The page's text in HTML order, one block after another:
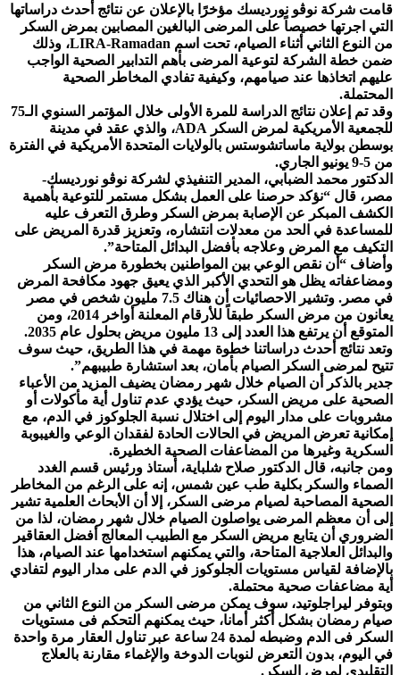
قامت شركة نوڨو نورديسك مؤخرًا بالإعلان عن نتائج أحدث دراساتها
التي اجرتها خصيصاً على المرضى البالغين المصابين بمرض السكر
من النوع الثاني أثناء الصيام، تحت اسم LIRA-Ramadan، وذلك
ضمن خطة الشركة لتوعية المرضى بأهم التدابير الصحية الواجب
عليهم اتخاذها عند صيامهم، وكيفية تفادي المخاطر الصحية
المحتملة.
وقد تم إعلان نتائج الدراسة للمرة الأولى خلال المؤتمر السنوي الـ75
للجمعية الأمريكية لمرض السكر ADA، والذي عقد في مدينة
بوسطن بولاية ماساتشوستس بالولايات المتحدة الأمريكية في الفترة
من 5-9 يونيو الجاري.
الدكتور محمد الضبابي، المدير التنفيذي لشركة نوڨو نورديسك-
مصر، قال “نؤكد حرصنا على العمل بشكل مستمر للتوعية بأهمية
الكشف المبكر عن الإصابة بمرض السكر وطرق التعرف عليه
للمساعدة في الحد من معدلات انتشاره، وتعزيز قدرة المريض على
التكيف مع المرض وعلاجه بأفضل البدائل المتاحة”.
وأضاف “أن نقص الوعي بين المواطنين بخطورة مرض السكر
ومضاعفاته يظل هو التحدي الأكبر الذي يعيق جهود مكافحة المرض
في مصر. وتشير الاحصائيات أن هناك 7.5 مليون شخص في مصر
يعانون من مرض السكر طبقاً للأرقام المعلنة أواخر 2014، ومن
المتوقع أن يرتفع هذا العدد إلى 13 مليون مريض بحلول عام 2035.
وتعد نتائج أحدث دراساتنا خطوة مهمة في هذا الطريق، حيث سوف
تتيح لمرضى السكر الصيام بأمان، بعد استشارة طبيبهم”.
جدير بالذكر أن الصيام خلال شهر رمضان يضيف المزيد من الأعباء
الصحية على مريض السكر، حيث يؤدي عدم تناول أية مأكولات أو
مشروبات على مدار اليوم إلى اختلال نسبة الجلوكوز في الدم، مع
إمكانية تعرض المريض في الحالات الحادة لفقدان الوعي والغيبوبة
السكرية وغيرها من المضاعفات الصحية الخطيرة.
ومن جانبه، قال الدكتور صلاح شلباية، أستاذ ورئيس قسم الغدد
الصماء والسكر بكلية طب عين شمس، إنه على الرغم من المخاطر
الصحية المصاحبة لصيام مرضى السكر، إلا أن الأبحاث العلمية تشير
إلى أن معظم المرضى يواصلون الصيام خلال شهر رمضان، لذا من
الضروري أن يتابع مريض السكر مع الطبيب المعالج أفضل العقاقير
والبدائل العلاجية المتاحة، والتي يمكنهم استخدامها عند الصيام، هذا
بالإضافة لقياس مستويات الجلوكوز في الدم على مدار اليوم لتفادي
أية مضاعفات صحية محتملة.
وبتوفر ليراجلوتيد، سوف يمكن مرضى السكر من النوع الثاني من
صيام رمضان بشكل أكثر أمانا، حيث يمكنهم التحكم فى مستويات
السكر فى الدم وضبطه لمدة 24 ساعة عبر تناول العقار مرة واحدة
في اليوم، بدون التعرض لنوبات الدوخة والإغماء مقارنة بالعلاج
التقليدي لمرض السكر.